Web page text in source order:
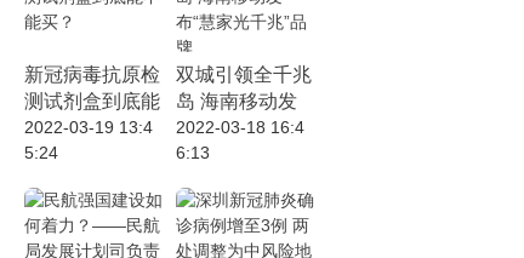
新冠病毒抗原检
测试剂盒到底能
不能买？
2022-03-19 13:4
5:24
双城引领全千兆
岛 海南移动发
布“慧家光千
兆”品牌
2022-03-18 16:4
6:13